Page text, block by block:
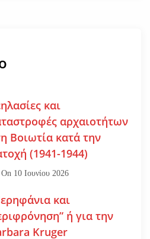
και
αρχαιοτήτων
Βοιωτία κατά την
(1941-1944)
On 10 Ιουνίου 2026
και
ή για την
Kruger